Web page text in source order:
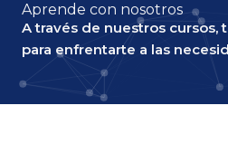
Aprende con nosotros
A través de nuestros cursos,
para enfrentarte a las